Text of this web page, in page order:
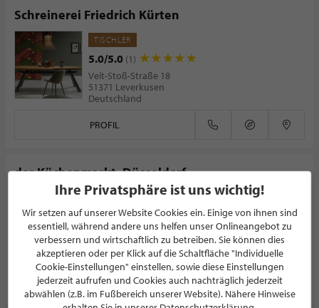
Schreinerei Friedrich Kürten
TISCHLER
5.0/5.0 (1)
Veit-Stoß-Straße 18
51371 Leverkusen
Deutschland
PROFIL
der Küchenmarkt. Düsseldorf
KÜCHENSTUDIO
5.0/5.0(1)
Klosterstraße 128
40211 Düsseldorf
Deutschland
PROFIL
Ihre Privatsphäre ist uns wichtig!
Wir setzen auf unserer Website Cookies ein. Einige von ihnen sind
essentiell, während andere uns helfen unser Onlineangebot zu
verbessern und wirtschaftlich zu betreiben. Sie können dies
akzeptieren oder per Klick auf die Schaltfläche "Individuelle
Cookie-Einstellungen" einstellen, sowie diese Einstellungen
jederzeit aufrufen und Cookies auch nachträglich jederzeit
abwählen (z.B. im Fußbereich unserer Website). Nähere Hinweise